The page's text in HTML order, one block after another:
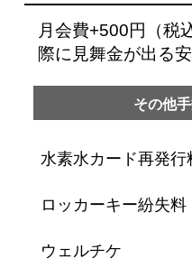
月会費+500円（税
際に見舞金が出る
その他
水素水カード再発行
ロッカーキー紛失料
ウェルチケ